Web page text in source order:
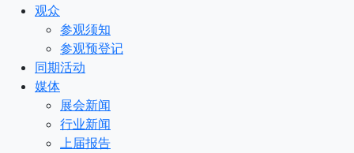
观众
参观须知
参观预登记
同期活动
媒体
展会新闻
行业新闻
上届报告